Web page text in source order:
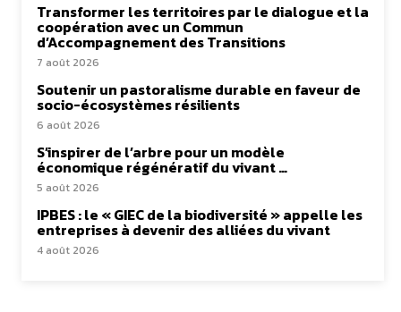
Transformer les territoires par le dialogue et la
coopération avec un Commun
d’Accompagnement des Transitions
7 août 2026
Soutenir un pastoralisme durable en faveur de
socio-écosystèmes résilients
6 août 2026
S’inspirer de l’arbre pour un modèle
économique régénératif du vivant …
5 août 2026
IPBES : le « GIEC de la biodiversité » appelle les
entreprises à devenir des alliées du vivant
4 août 2026